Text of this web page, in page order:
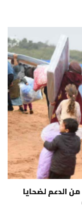
الدعم لضحايا